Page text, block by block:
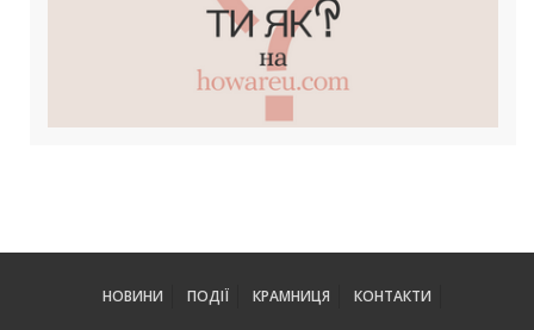
НОВИНИ ПОДІЇ КРАМНИЦЯ КОНТАКТИ